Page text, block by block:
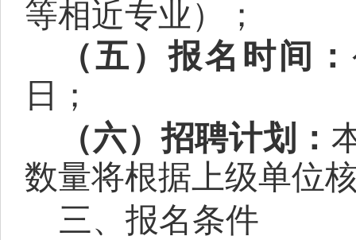
等相近专业）；
（五）报名时间：
日；
（六）招聘计划：
数量将根据上级单位
三、报名条件